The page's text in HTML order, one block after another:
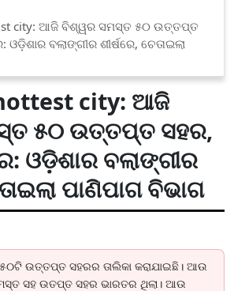
city: ଆଜି ବିଶ୍ୱର ସମସ୍ତ ୫୦ ଉତ୍ତପ୍ତ
ବଲାଙ୍ଗୀର ଶୀର୍ଷରେ, ଚେତାଇଲା
city: ଆଜି
୫୦ ଉତ୍ତପ୍ତ ସହର,
ଓଡ଼ିଶାର ବଲାଙ୍ଗୀର
ପାଣିପାଗ ବିଭାଗ
ଉତ୍ତପ୍ତ ସହରର ତାଲିକା କରାଯାଇଛି। ଆଉ
ସହ ଉତପ୍ତ ସହର ଭାରତର ଥିଲା। ଆଉ